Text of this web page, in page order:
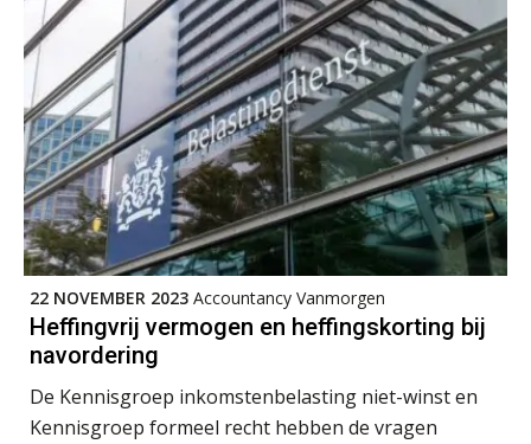
22 NOVEMBER 2023 Accountancy Vanmorgen
Heffingvrij vermogen en heffingskorting bij
navordering
De Kennisgroep inkomstenbelasting niet-winst en
Kennisgroep formeel recht hebben de vragen
ICT & AI | “Slim automatiseren begint
bij gedrag”
Private equity in accountancy: drie
veranderen
ICT & AI | Waarom inzicht nog geen